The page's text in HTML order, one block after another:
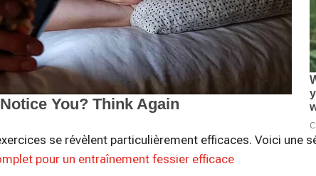
se révèlent particulièrement efficaces. Voici une
pour un entraînement fessier efficace